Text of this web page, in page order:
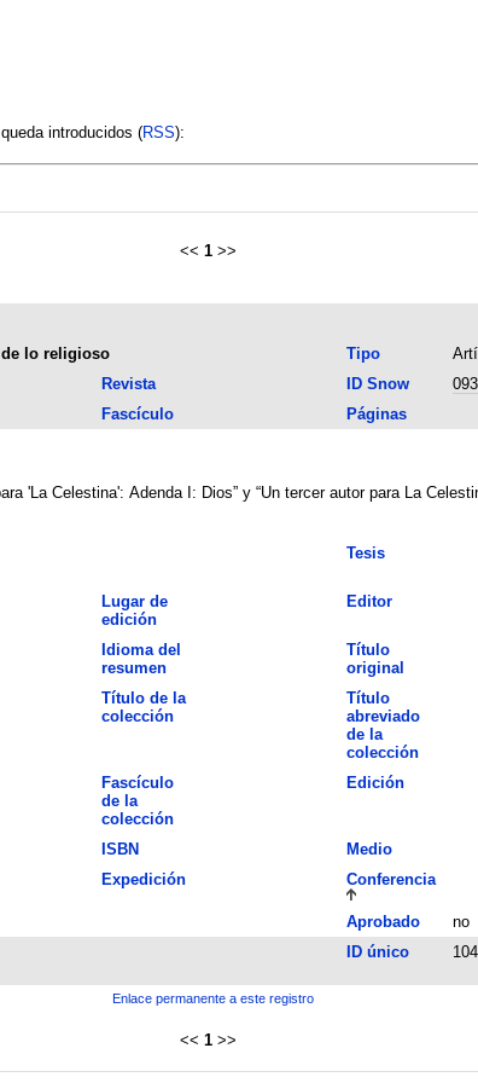
introducidos (RSS):
<< 1 >>
de lo religioso Tipo
Revista ID Snow
Fascículo
Páginas
'La Celestina': Adenda I: Dios” y “Un tercer autor para La
Tesis
Lugar de
edición
Editor
Idioma del
resumen
Título
original
Título de la
colección
Título
abreviado
de la
colección
Fascículo
de la
colección
Edición
ISBN
Medio
Expedición Conferencia
Aprobado
no
ID único 104
Enlace permanente a este registro
<< 1 >>